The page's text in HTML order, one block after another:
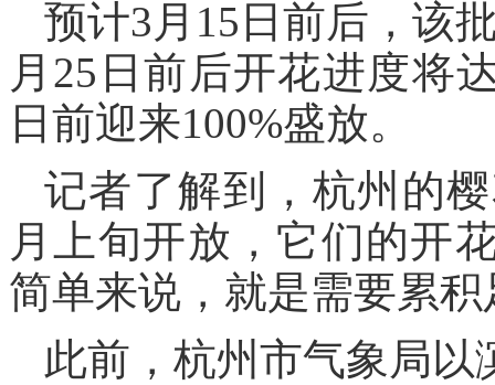
预计3月15日前后，该
月25日前后开花进度将
日前迎来100%盛放。
记者了解到，杭州的
月上旬开放，它们的开
简单来说，就是需要累
此前，杭州市气象局以